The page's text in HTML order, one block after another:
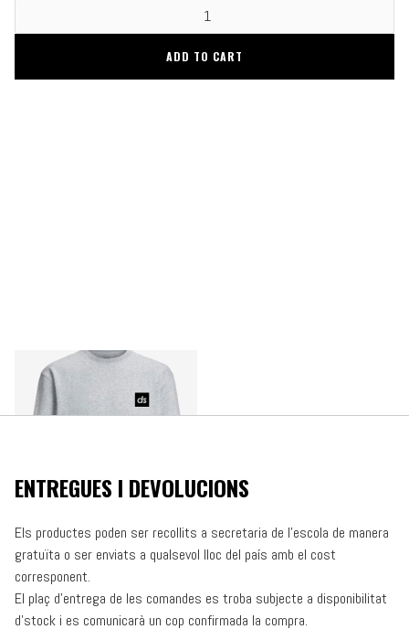
ENTREGUES I DEVOLUCIONS
Els productes poden ser recollits a secretaria de l’escola de manera
gratuïta o ser enviats a qualsevol lloc del país amb el cost
corresponent.
El plaç d’entrega de les comandes es troba subjecte a disponibilitat
d’stock i es comunicarà un cop confirmada la compra.